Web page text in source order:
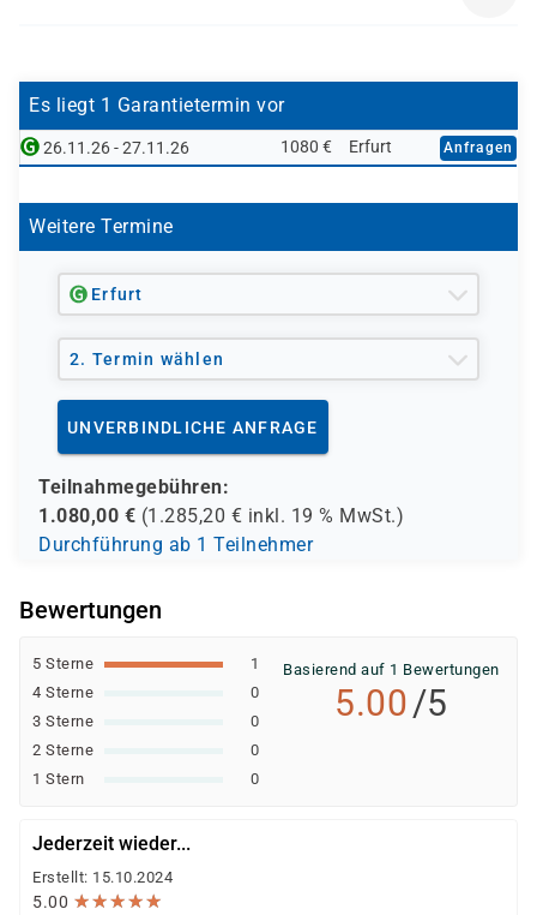
- regionale Einrichtungen
und andere Träger möglich
Es liegt 1 Garantietermin vor
26.11.26 - 27.11.26 1080 € Erfurt Anfragen
Weitere Termine
Erfurt
2. Termin wählen
UNVERBINDLICHE ANFRAGE
Teilnahmegebühren:
1.080,00 € (1.285,20 € inkl. 19 % MwSt.)
Durchführung ab 1 Teilnehmer
Bewertungen
5 Sterne
1
4 Sterne
0
3 Sterne
0
2 Sterne
0
1 Stern
0
Basierend auf 1 Bewertungen
5.00/5
Jederzeit wieder...
Erstellt: 15.10.2024
5.00 ★★★★★
★★★★★